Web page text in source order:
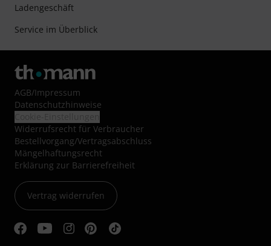
Ladengeschäft
Service im Überblick
AGB/Impressum
Datenschutzhinweise
Widerrufsrecht für Verbraucher
Bestellvorgang/Vertragsabschluss
Mängelhaftungsrecht
Erklärung zur Barrierefreiheit
Vertrag widerrufen